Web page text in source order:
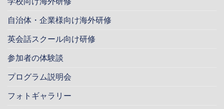
自治体・企業様向け海外研修
英会話スクール向け研修
参加者の体験談
プログラム説明会
フォトギャラリー